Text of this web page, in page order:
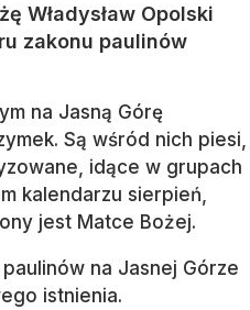
Władysław Opolski
zakonu paulinów
na Jasną Górę
Są wśród nich piesi,
idące w grupach
kalendarzu sierpień,
jest Matce Bożej.
na Jasnej Górze
istnienia.